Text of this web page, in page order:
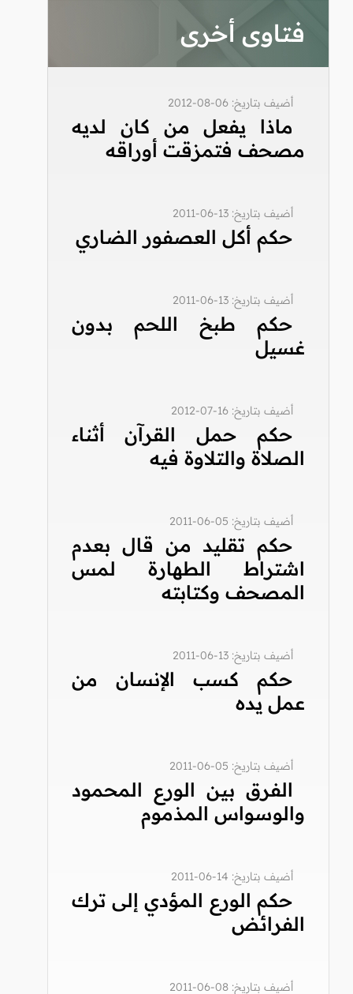
فتاوى أخرى
أضيف بتاريخ: 06-08-2012
ماذا يفعل من كان لديه
مصحف فتمزقت أوراقه
أضيف بتاريخ: 13-06-2011
حكم أكل العصفور الضاري
أضيف بتاريخ: 13-06-2011
حكم طبخ اللحم بدون
غسيل
أضيف بتاريخ: 16-07-2012
حكم حمل القرآن أثناء
الصلاة والتلاوة فيه
أضيف بتاريخ: 05-06-2011
حكم تقليد من قال بعدم
اشتراط الطهارة لمس
المصحف وكتابته
أضيف بتاريخ: 13-06-2011
حكم كسب الإنسان من
عمل يده
أضيف بتاريخ: 05-06-2011
الفرق بين الورع المحمود
والوسواس المذموم
أضيف بتاريخ: 14-06-2011
حكم الورع المؤدي إلى ترك
الفرائض
أضيف بتاريخ: 08-06-2011